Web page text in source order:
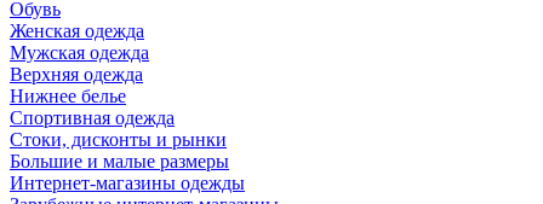
Обувь
Женская одежда
Мужская одежда
Верхняя одежда
Нижнее белье
Спортивная одежда
Стоки, дисконты и рынки
Большие и малые размеры
Интернет-магазины одежды